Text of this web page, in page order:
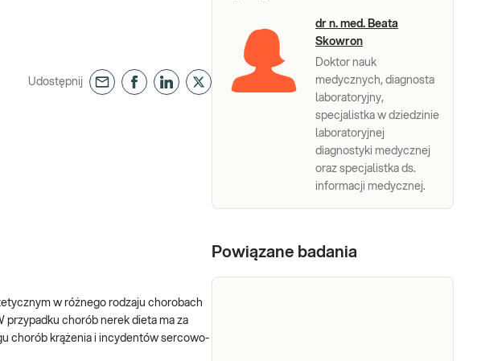
Udostępnij
w różnego rodzaju chorobach
przypadku chorób nerek dieta ma za
chorób krążenia i incydentów sercowo-
dr n. med. Beata
Skowron
Doktor nauk
medycznych, diagnosta
laboratoryjny,
specjalistka w dziedzinie
laboratoryjnej
diagnostyki medycznej
oraz specjalistka ds.
informacji medycznej.
Powiązane badania